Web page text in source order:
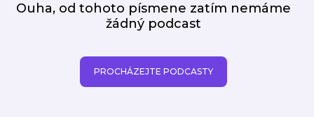
Ouha, od tohoto písmene zatím nemáme
žádný podcast
PROCHÁZEJTE PODCASTY